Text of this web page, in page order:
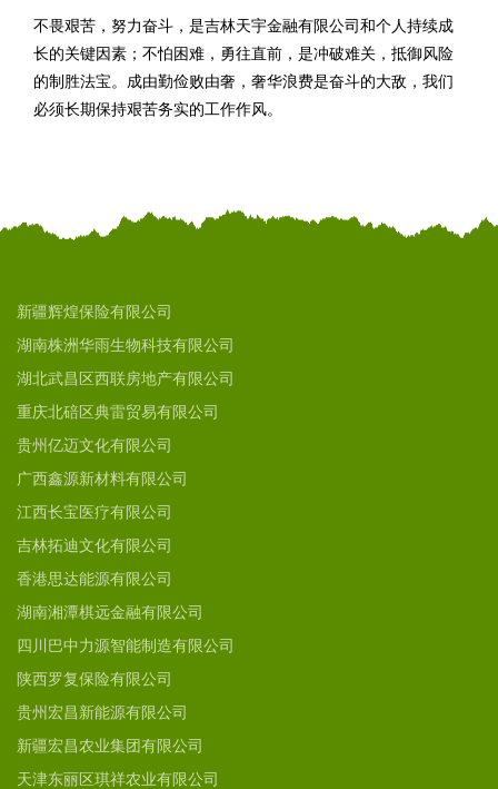
不畏艰苦，努力奋斗，是吉林天宇金融有限公司和个人持续成
长的关键因素；不怕困难，勇往直前，是冲破难关，抵御风险
的制胜法宝。成由勤俭败由奢，奢华浪费是奋斗的大敌，我们
必须长期保持艰苦务实的工作作风。
新疆辉煌保险有限公司
湖南株洲华雨生物科技有限公司
湖北武昌区西联房地产有限公司
重庆北碚区典雷贸易有限公司
贵州亿迈文化有限公司
广西鑫源新材料有限公司
江西长宝医疗有限公司
吉林拓迪文化有限公司
香港思达能源有限公司
湖南湘潭棋远金融有限公司
四川巴中力源智能制造有限公司
陕西罗复保险有限公司
贵州宏昌新能源有限公司
新疆宏昌农业集团有限公司
天津东丽区琪祥农业有限公司